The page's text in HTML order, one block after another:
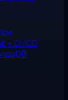
+ CI/CD